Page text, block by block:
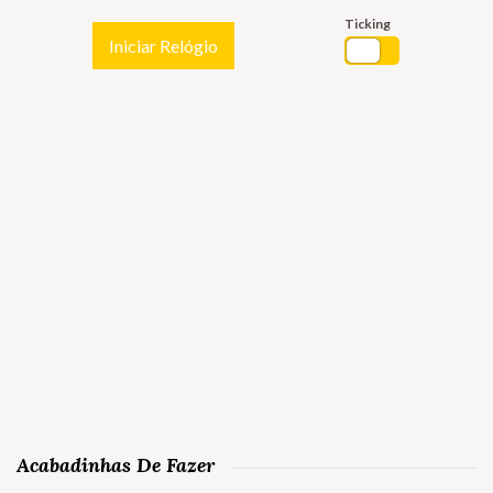
Iniciar Relógio
Ticking
Acabadinhas De Fazer